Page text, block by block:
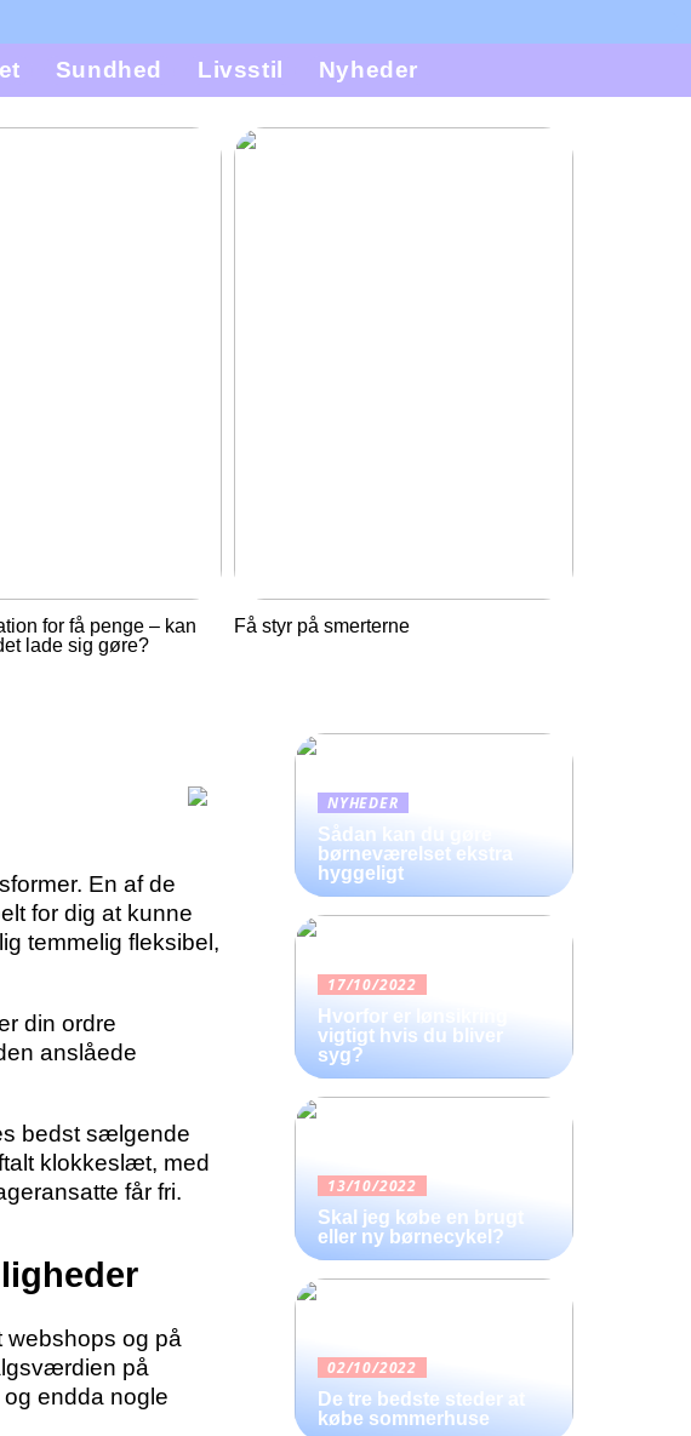
Sundhed Livsstil Nyheder
for få penge – kan
lade sig gøre?
Få styr på smerterne
En af de
for dig at kunne
temmelig fleksibel,
din ordre
anslåede
bedst sælgende
klokkeslæt, med
får fri.
webshops og på
på
endda nogle
NYHEDER
Sådan kan du gøre
børneværelset ekstra
hyggeligt
17/10/2022
Hvorfor er lønsikring
vigtigt hvis du bliver
syg?
13/10/2022
Skal jeg købe en brugt
eller ny børnecykel?
02/10/2022
De tre bedste steder at
købe sommerhuse